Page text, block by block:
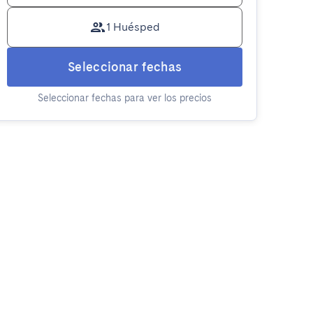
1 Huésped
Seleccionar fechas
Seleccionar fechas para ver los precios